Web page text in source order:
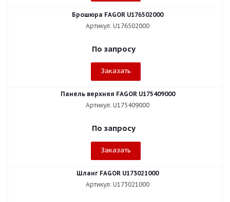
Брошюра FAGOR U176502000
Артикул: U176502000
По запросу
Заказать
Панель верхняя FAGOR U175409000
Артикул: U175409000
По запросу
Заказать
Шланг FAGOR U173021000
Артикул: U173021000